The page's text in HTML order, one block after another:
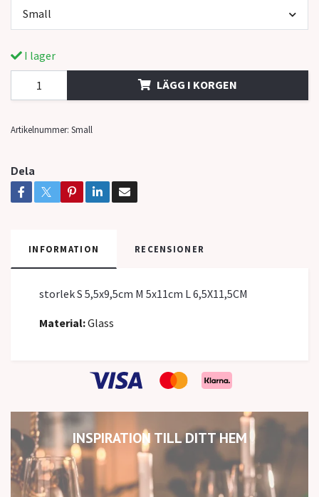
INSPIRATION TILL DITT HEM
Small
I lager
LÄGG I KORGEN
Artikelnummer: Small
Dela
INFORMATION RECENSIONER
storlek S 5,5x9,5cm M 5x11cm L 6,5X11,5CM
Material:Glass